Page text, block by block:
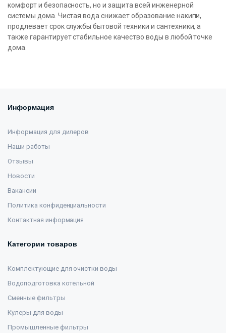
комфорт и безопасность, но и защита всей инженерной
системы дома. Чистая вода снижает образование накипи,
продлевает срок службы бытовой техники и сантехники, а
также гарантирует стабильное качество воды в любой точке
дома.
Информация
Информация для дилеров
Наши работы
Отзывы
Новости
Вакансии
Политика конфиденциальности
Контактная информация
Категории товаров
Комплектующие для очистки воды
Водоподготовка котельной
Сменные фильтры
Кулеры для воды
Промышленные фильтры